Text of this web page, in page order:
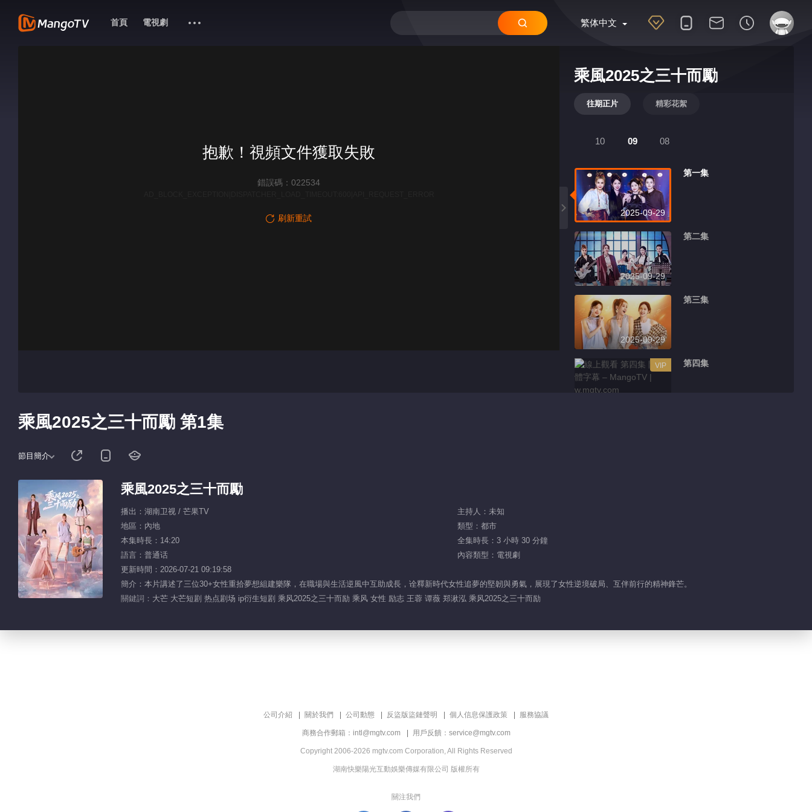
繁体中文
首頁 電視劇
乘風2025之三十而勵
往期正片 精彩花絮
10 09 08
2025-09-29
第一集
2025-09-29
第二集
2025-09-29
第三集
VIP 第四集
抱歉！視頻文件獲取失敗
錯誤碼：022534
刷新重試
乘風2025之三十而勵 第1集
節目簡介
乘風2025之三十而勵
播出：湖南卫视 / 芒果TV
主持人：未知
地區：內地
類型：都市
本集時長：14:20
全集時長：3 小時 30 分鐘
語言：普通话
內容類型：電視劇
更新時間：2026-07-21 09:19:58
簡介：本片講述了三位30+女性重拾夢想組建樂隊，在職場與生活逆風中互助成長，诠釋新時代女性追夢的堅韌與勇氣，展現了女性逆境破局、互伴前行的精神鋒芒。
關鍵詞： 大芒 大芒短剧 热点剧场 ip衍生短剧 乘风2025之三十而励 乘风 女性 励志 王蓉 谭薇 郑湫泓 乘风2025之三十而励
公司介紹 關於我們 公司動態 反盜版盜鏈聲明 個人信息保護政策 服務協議
商務合作郵箱：intl@mgtv.com 用戶反饋：service@mgtv.com
Copyright 2006-2026 mgtv.com Corporation, All Rights Reserved
湖南快樂陽光互動娛樂傳媒有限公司 版權所有
關注我們